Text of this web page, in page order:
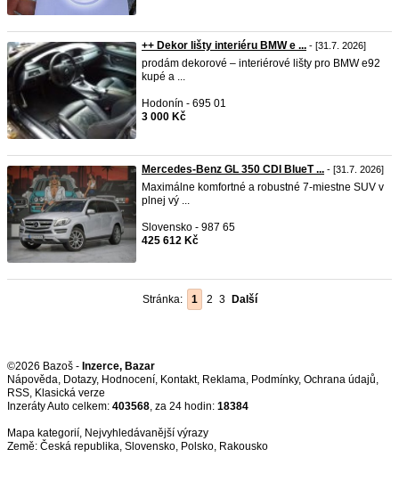
++ Dekor lišty interiéru BMW e ... - [31.7. 2026]
prodám dekorové – interiérové lišty pro BMW e92
kupé a ...
Hodonín - 695 01
3 000 Kč
Mercedes-Benz GL 350 CDI BlueT ... - [31.7. 2026]
Maximálne komfortné a robustné 7-miestne SUV v
plnej vý ...
Slovensko - 987 65
425 612 Kč
Stránka: 1 2 3 Další
©2026 Bazoš - Inzerce, Bazar
Nápověda, Dotazy, Hodnocení, Kontakt, Reklama, Podmínky, Ochrana údajů,
RSS,
Inzeráty Auto celkem: 403568, za 24 hodin: 18384
Mapa kategorií, Nejvyhledávanější výrazy
Země: Česká republika, Slovensko, Polsko, Rakousko